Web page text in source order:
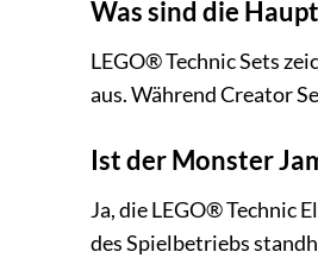
Was sind die
LEGO® Technic Sets
aus. Während Creator
Ist der Monster
Ja, die LEGO® Technic
des Spielbetriebs